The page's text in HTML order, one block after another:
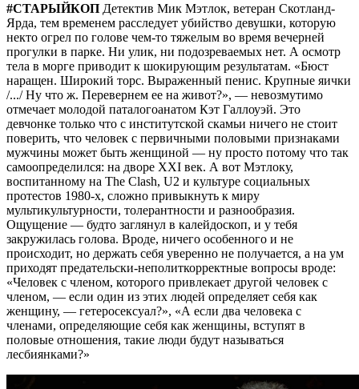
#СТАРЫЙКОП Детектив Мик Мэтлок, ветеран Скотланд-
Ярда, тем временем расследует убийство девушки, которую
некто огрел по голове чем-то тяжелым во время вечерней
прогулки в парке. Ни улик, ни подозреваемых нет. А осмотр
тела в морге приводит к шокирующим результатам. «Бюст
наращен. Широкий торс. Выраженный пенис. Крупные яички
/.../ Ну что ж. Перевернем ее на живот?», — невозмутимо
отмечает молодой паталогоанатом Кэт Галлоуэй. Это
девчонке только что с институтской скамьи ничего не стоит
поверить, что человек с первичными половыми признаками
мужчины может быть женщиной — ну просто потому что так
самоопределился: на дворе XXI век. А вот Мэтлоку,
воспитанному на The Clash, U2 и культуре социальных
протестов 1980-х, сложно привыкнуть к миру
мультикультурности, толерантности и разнообразия.
Ощущение — будто заглянул в калейдоскоп, и у тебя
закружилась голова. Вроде, ничего особенного и не
происходит, но держать себя уверенно не получается, а на ум
приходят предательски-неполиткорректные вопросы вроде:
«Человек с членом, которого привлекает другой человек с
членом, — если один из этих людей определяет себя как
женщину, — гетеросексуал?», «А если два человека с
членами, определяющие себя как женщины, вступят в
половые отношения, такие люди будут называться
лесбиянками?»